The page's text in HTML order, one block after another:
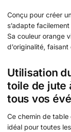
Conçu pour créer
s’adapte
Sa couleur orange
d’originalité,
Utilisation
toile de jute
tous vos
Ce chemin de
idéal pour toutes